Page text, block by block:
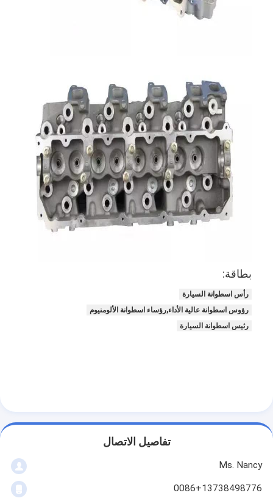
اتصل بنا
الدردشة الآن
محرك أسطوانة قالب
كامل الاسطوانة
عمود الحدبات محرك
العمود المرفقي بكرة
بطاقة:
رأس اسطوانة السيارة
رؤوس اسطوانة عالية الأداء,رؤساء اسطوانة الألومنيوم
رئيس اسطوانة السيارة
تفاصيل الاتصال
Ms. Nancy
0086+13738498776